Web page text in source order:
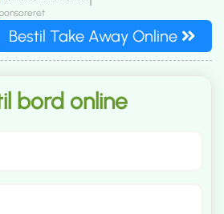
Bestil Take Away Online
bord online